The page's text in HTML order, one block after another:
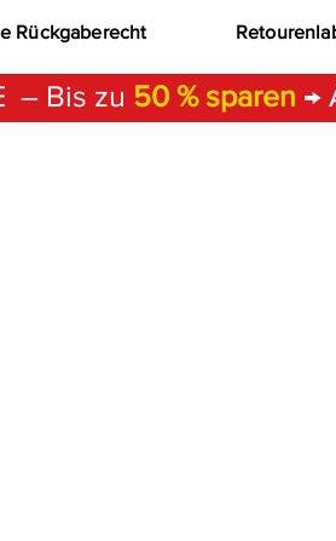
Rückgaberecht
– Bis zu 50 % sparen →